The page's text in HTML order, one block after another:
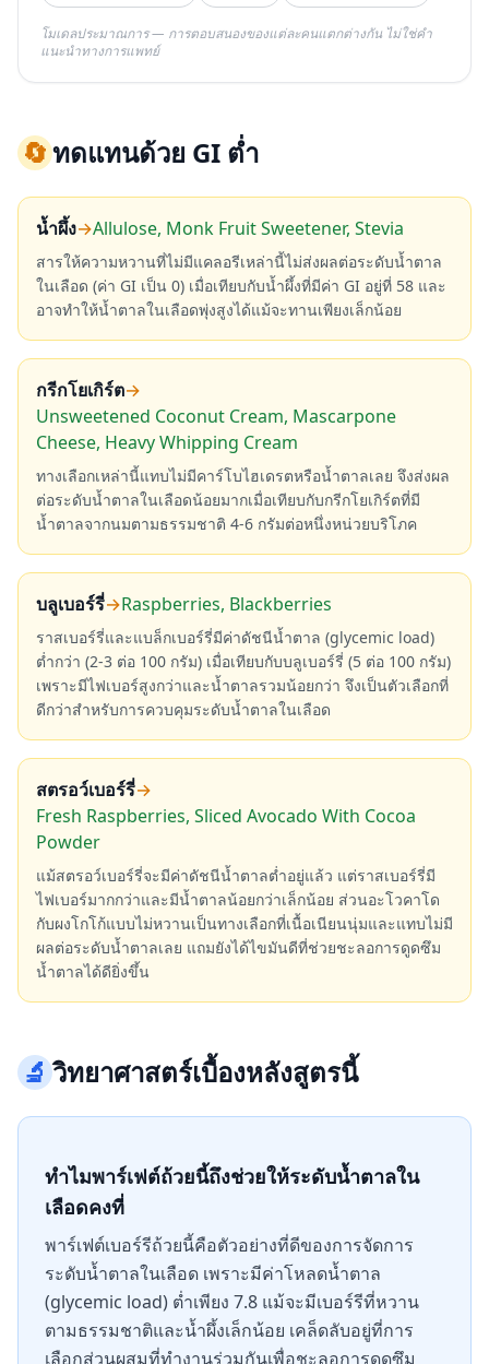
โมเดลประมาณการ — การตอบสนองของแต่ละคนแตกต่างกัน ไม่ใช่คำ
แนะนำทางการแพทย์
🔄ทดแทนด้วย GI ต่ำ
น้ำผึ้ง→Allulose, Monk Fruit Sweetener, Stevia
สารให้ความหวานที่ไม่มีแคลอรีเหล่านี้ไม่ส่งผลต่อระดับน้ำตาล
ในเลือด (ค่า GI เป็น 0) เมื่อเทียบกับน้ำผึ้งที่มีค่า GI อยู่ที่ 58 และ
อาจทำให้น้ำตาลในเลือดพุ่งสูงได้แม้จะทานเพียงเล็กน้อย
กรีกโยเกิร์ต→
Unsweetened Coconut Cream, Mascarpone
Cheese, Heavy Whipping Cream
ทางเลือกเหล่านี้แทบไม่มีคาร์โบไฮเดรตหรือน้ำตาลเลย จึงส่งผล
ต่อระดับน้ำตาลในเลือดน้อยมากเมื่อเทียบกับกรีกโยเกิร์ตที่มี
น้ำตาลจากนมตามธรรมชาติ 4-6 กรัมต่อหนึ่งหน่วยบริโภค
บลูเบอร์รี่→Raspberries, Blackberries
ราสเบอร์รี่และแบล็กเบอร์รี่มีค่าดัชนีน้ำตาล (glycemic load)
ต่ำกว่า (2-3 ต่อ 100 กรัม) เมื่อเทียบกับบลูเบอร์รี่ (5 ต่อ 100 กรัม)
เพราะมีไฟเบอร์สูงกว่าและน้ำตาลรวมน้อยกว่า จึงเป็นตัวเลือกที่
ดีกว่าสำหรับการควบคุมระดับน้ำตาลในเลือด
สตรอว์เบอร์รี่→
Fresh Raspberries, Sliced Avocado With Cocoa
Powder
แม้สตรอว์เบอร์รี่จะมีค่าดัชนีน้ำตาลต่ำอยู่แล้ว แต่ราสเบอร์รี่มี
ไฟเบอร์มากกว่าและมีน้ำตาลน้อยกว่าเล็กน้อย ส่วนอะโวคาโด
กับผงโกโก้แบบไม่หวานเป็นทางเลือกที่เนื้อเนียนนุ่มและแทบไม่มี
ผลต่อระดับน้ำตาลเลย แถมยังได้ไขมันดีที่ช่วยชะลอการดูดซึม
น้ำตาลได้ดียิ่งขึ้น
🔬วิทยาศาสตร์เบื้องหลังสูตรนี้
ทำไมพาร์เฟต์ถ้วยนี้ถึงช่วยให้ระดับน้ำตาลใน
เลือดคงที่
พาร์เฟต์เบอร์รีถ้วยนี้คือตัวอย่างที่ดีของการจัดการ
ระดับน้ำตาลในเลือด เพราะมีค่าโหลดน้ำตาล
(glycemic load) ต่ำเพียง 7.8 แม้จะมีเบอร์รีที่หวาน
ตามธรรมชาติและน้ำผึ้งเล็กน้อย เคล็ดลับอยู่ที่การ
เลือกส่วนผสมที่ทำงานร่วมกันเพื่อชะลอการดูดซึม